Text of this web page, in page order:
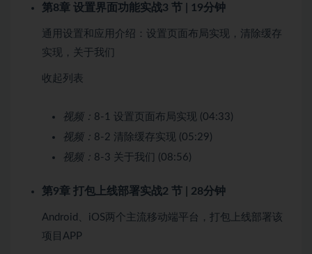
第8章 设置界面功能实战3 节 | 19分钟
通用设置和应用介绍：设置页面布局实现，清除缓存
实现，关于我们
收起列表
视频： 8-1 设置页面布局实现 (04:33)
视频： 8-2 清除缓存实现 (05:29)
视频： 8-3 关于我们 (08:56)
第9章 打包上线部署实战2 节 | 28分钟
Android、iOS两个主流移动端平台，打包上线部署该
项目APP